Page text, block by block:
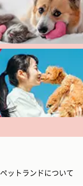
ペットランドについて